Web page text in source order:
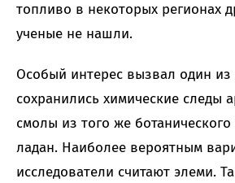
топливо в некоторых регионах
ученые не нашли.
Особый интерес вызвал один из
сохранились химические следы
смолы из того же ботанического
ладан. Наиболее вероятным
исследователи считают элеми.